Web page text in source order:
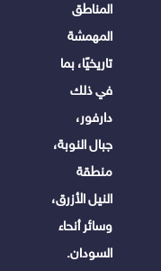
المناطق
المهمشة
تاريخيًا، بما
في ذلك
دارفور،
جبال النوبة،
منطقة
النيل الأزرق،
وسائر أنحاء
السودان.